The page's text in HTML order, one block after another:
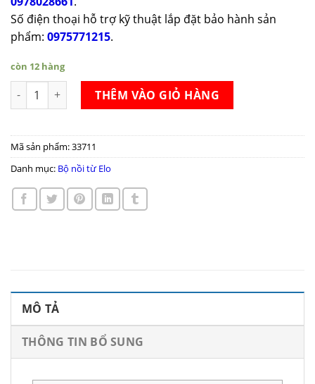
Số điện thoại hỗ trợ kỹ thuật lắp đặt bảo hành sản
phẩm: 0975771215.
còn 12 hàng
Bộ nồi từ Elo Rubin Special 5 số lượng
THÊM VÀO GIỎ HÀNG
Mã sản phẩm:33711
Danh mục: Bộ nồi từ Elo
MÔ TẢ
THÔNG TIN BỔ SUNG